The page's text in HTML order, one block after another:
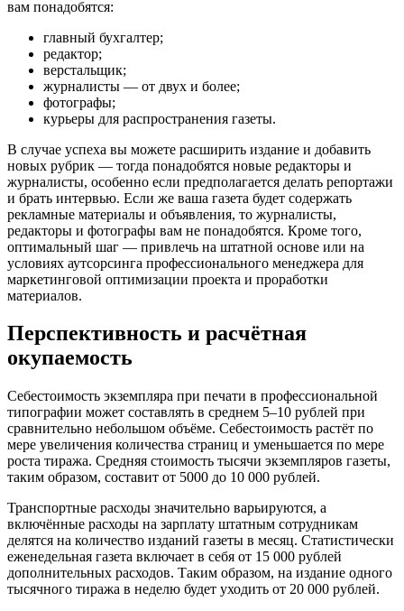
вам понадобятся:
главный бухгалтер;
редактор;
верстальщик;
журналисты — от двух и более;
фотографы;
курьеры для распространения газеты.
В случае успеха вы можете расширить издание и добавить
новых рубрик — тогда понадобятся новые редакторы и
журналисты, особенно если предполагается делать репортажи
и брать интервью. Если же ваша газета будет содержать
рекламные материалы и объявления, то журналисты,
редакторы и фотографы вам не понадобятся. Кроме того,
оптимальный шаг — привлечь на штатной основе или на
условиях аутсорсинга профессионального менеджера для
маркетинговой оптимизации проекта и проработки
материалов.
Перспективность и расчётная
окупаемость
Себестоимость экземпляра при печати в профессиональной
типографии может составлять в среднем 5–10 рублей при
сравнительно небольшом объёме. Себестоимость растёт по
мере увеличения количества страниц и уменьшается по мере
роста тиража. Средняя стоимость тысячи экземпляров газеты,
таким образом, составит от 5000 до 10 000 рублей.
Транспортные расходы значительно варьируются, а
включённые расходы на зарплату штатным сотрудникам
делятся на количество изданий газеты в месяц. Статистически
еженедельная газета включает в себя от 15 000 рублей
дополнительных расходов. Таким образом, на издание одного
тысячного тиража в неделю будет уходить от 20 000 рублей.